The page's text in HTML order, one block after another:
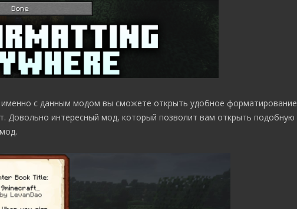
именно с данным модом вы сможете открыть удобное форматирование
Довольно интересный мод, который позволит вам открыть подобную